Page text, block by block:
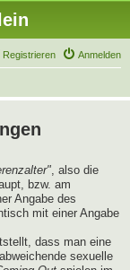
Anmelden
Registrieren
, also die
bzw. am
Angabe des
mit einer Angabe
dass man eine
sexuelle